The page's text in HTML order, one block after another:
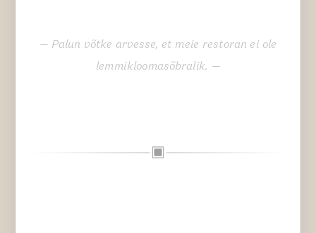
— Palun võtke arvesse, et meie restoran ei ole
lemmikloomasõbralik. —